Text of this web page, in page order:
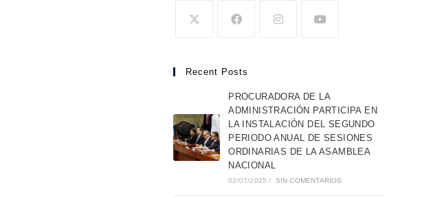
Recent Posts
PROCURADORA DE LA
ADMINISTRACIÓN PARTICIPA EN
LA INSTALACIÓN DEL SEGUNDO
PERIODO ANUAL DE SESIONES
ORDINARIAS DE LA ASAMBLEA
NACIONAL
02/07/2025 / SIN COMENTARIOS